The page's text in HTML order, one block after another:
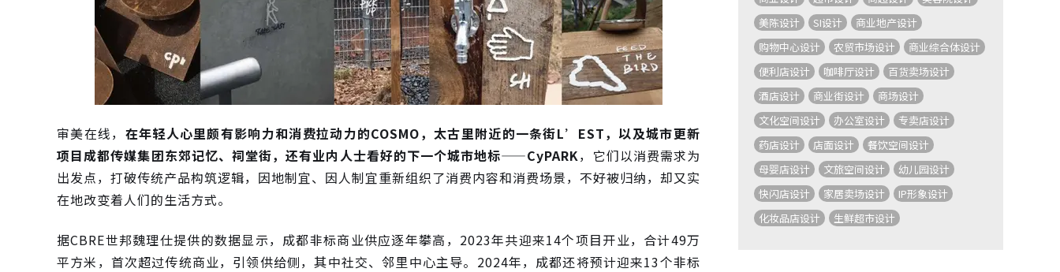
审美在线， 在年轻人心里颇有影响力和消费拉动力的COSMO，太古里附近的一条街L’EST，以及城市更新
项目成都传媒集团东郊记忆、祠堂街，还有业内人士看好的下一个城市地标——CyPARK，它们以消费需求为
出发点，打破传统产品构筑逻辑，因地制宜、因人制宜重新组织了消费内容和消费场景，不好被归纳，却又实
在地改变着人们的生活方式。
据CBRE世邦魏理仕提供的数据显示，成都非标商业供应逐年攀高，2023年共迎来14个项目开业，合计49万
平方米，首次超过传统商业，引领供给侧，其中社交、邻里中心主导。2024年，成都还将预计迎来13个非标
美陈设计
SI设计
商业地产设计
购物中心设计
农贸市场设计
商业综合体设计
便利店设计
咖啡厅设计
百货卖场设计
酒店设计
商业街设计
商场设计
文化空间设计
办公室设计
专卖店设计
药店设计
店面设计
餐饮空间设计
母婴店设计
文旅空间设计
幼儿园设计
快闪店设计
家居卖场设计
IP形象设计
化妆品店设计
生鲜超市设计